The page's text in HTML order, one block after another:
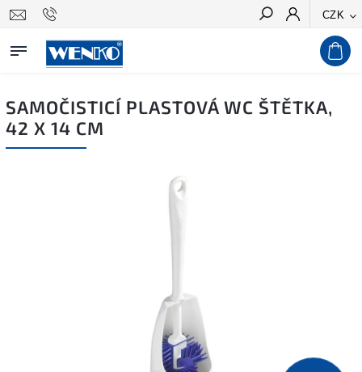
CZK
Hledat
SAMOČISTICÍ PLASTOVÁ WC ŠTĚTKA,
42 X 14 CM